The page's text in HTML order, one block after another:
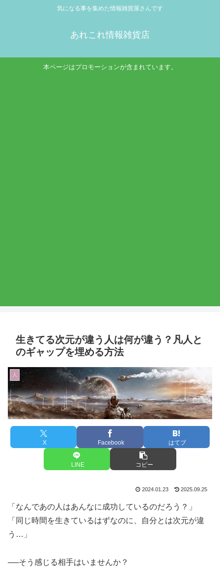
気になる事を集めた情報雑貨屋さんです
あれこれ情報雑貨店
本ページはプロモーションが含まれています。
生きてる次元が違う人は何が違う？凡人と
のギャップを埋める方法
人
X Facebook はてブ
LINE コピー
2024.01.23 2025.09.25
「なんであの人はあんなに成功しているのだろう？」
「同じ時間を生きているはずなのに、自分とは次元が違
う…」
──そう感じる相手はいませんか？